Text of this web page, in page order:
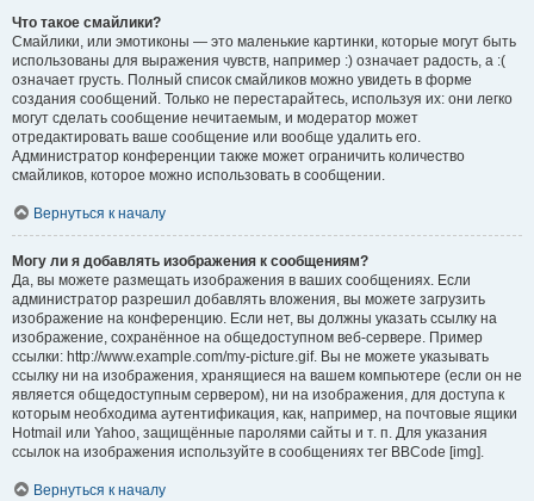
Что такое смайлики?
Смайлики, или эмотиконы — это маленькие картинки, которые могут быть
использованы для выражения чувств, например :) означает радость, а :(
означает грусть. Полный список смайликов можно увидеть в форме
создания сообщений. Только не перестарайтесь, используя их: они легко
могут сделать сообщение нечитаемым, и модератор может
отредактировать ваше сообщение или вообще удалить его.
Администратор конференции также может ограничить количество
смайликов, которое можно использовать в сообщении.
Вернуться к началу
Могу ли я добавлять изображения к сообщениям?
Да, вы можете размещать изображения в ваших сообщениях. Если
администратор разрешил добавлять вложения, вы можете загрузить
изображение на конференцию. Если нет, вы должны указать ссылку на
изображение, сохранённое на общедоступном веб-сервере. Пример
ссылки: http://www.example.com/my-picture.gif. Вы не можете указывать
ссылку ни на изображения, хранящиеся на вашем компьютере (если он не
является общедоступным сервером), ни на изображения, для доступа к
которым необходима аутентификация, как, например, на почтовые ящики
Hotmail или Yahoo, защищённые паролями сайты и т. п. Для указания
ссылок на изображения используйте в сообщениях тег BBCode [img].
Вернуться к началу